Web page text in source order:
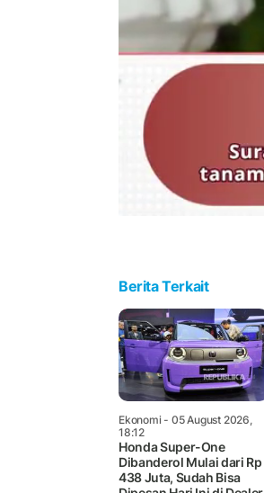
Berita Terkait
Ekonomi- 05 August 2026,
18:12
Honda Super-One
Dibanderol Mulai dari Rp
438 Juta, Sudah Bisa